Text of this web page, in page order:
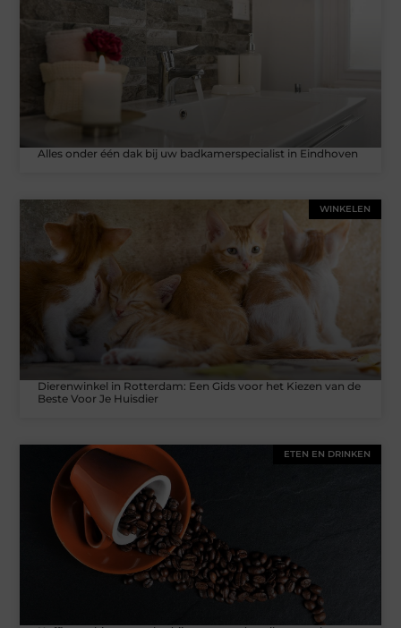
Alles onder één dak bij uw badkamerspecialist in Eindhoven
WINKELEN
Dierenwinkel in Rotterdam: Een Gids voor het Kiezen van de
Beste Voor Je Huisdier
ETEN EN DRINKEN